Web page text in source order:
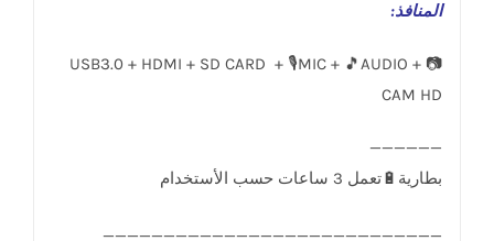
المنافذ:
USB3.0 + HDMI + SD CARD + 🎙️MIC + 🎵AUDIO + 📷
CAM HD
____________________________